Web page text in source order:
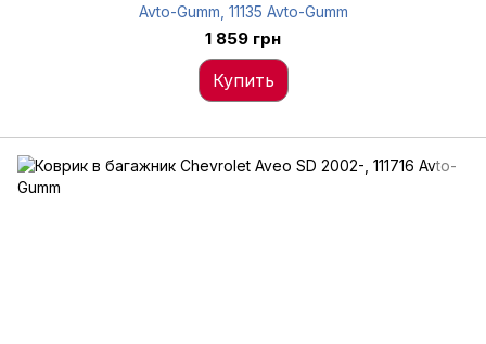
Avto-Gumm, 11135 Avto-Gumm
1 859 грн
Купить